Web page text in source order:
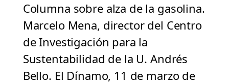
Columna sobre alza de la gasolina.
Marcelo Mena, director del Centro
de Investigación para la
Sustentabilidad de la U. Andrés
Bello. El Dínamo, 11 de marzo de